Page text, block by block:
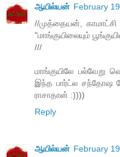
ஆயில்யன் February
//முத்தையன், காமாட்சி
"மாங்குயிலையும்
///
மாங்குயிலே பல்வேறு
இந்த பார்ட்ல சந்தோஷ
ராசாதான் :))))
Reply
ஆயில்யன் February